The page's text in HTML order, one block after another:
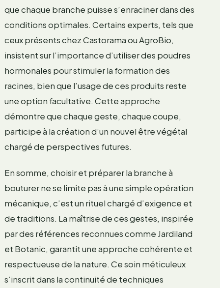
que chaque branche puisse s’enraciner dans des
conditions optimales. Certains experts, tels que
ceux présents chez Castorama ou AgroBio,
insistent sur l’importance d’utiliser des poudres
hormonales pour stimuler la formation des
racines, bien que l’usage de ces produits reste
une option facultative. Cette approche
démontre que chaque geste, chaque coupe,
participe à la création d’un nouvel être végétal
chargé de perspectives futures.
En somme, choisir et préparer la branche à
bouturer ne se limite pas à une simple opération
mécanique, c’est un rituel chargé d’exigence et
de traditions. La maîtrise de ces gestes, inspirée
par des références reconnues comme Jardiland
et Botanic, garantit une approche cohérente et
respectueuse de la nature. Ce soin méticuleux
s’inscrit dans la continuité de techniques